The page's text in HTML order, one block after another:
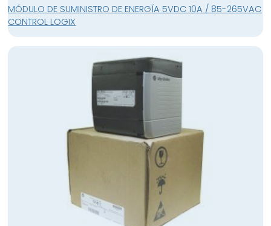
MÓDULO DE SUMINISTRO DE ENERGÍA 5VDC 10A / 85-265VAC
CONTROL LOGIX